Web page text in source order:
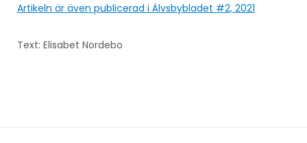
Artikeln är även publicerad i Älvsbybladet #2, 2021
Text: Elisabet Nordebo